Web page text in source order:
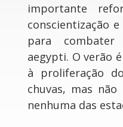
importante
conscientização
para
aegypti. O verão
à proliferação
chuvas, mas
nenhuma das